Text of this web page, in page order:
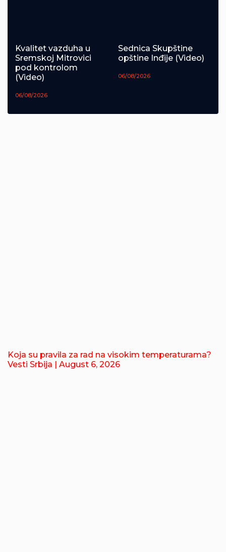
Kvalitet vazduha u
Sremskoj Mitrovici
pod kontrolom
(Video)
06/08/2026
Sednica Skupštine
opštine Inđije (Video)
06/08/2026
Koja su pravila za rad na visokim temperaturama?
Vesti Srbija | August 6, 2026